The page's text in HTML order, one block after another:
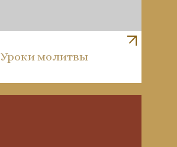
Уроки молитвы